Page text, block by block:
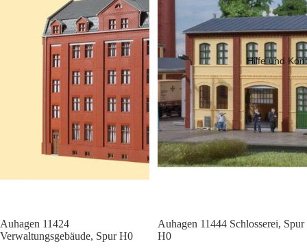
Hilfe und
Sale
Auhagen 11424
Verwaltungsgebäude, Spur H0
Sale
Auhagen 11444 Schlosserei, Spur
H0